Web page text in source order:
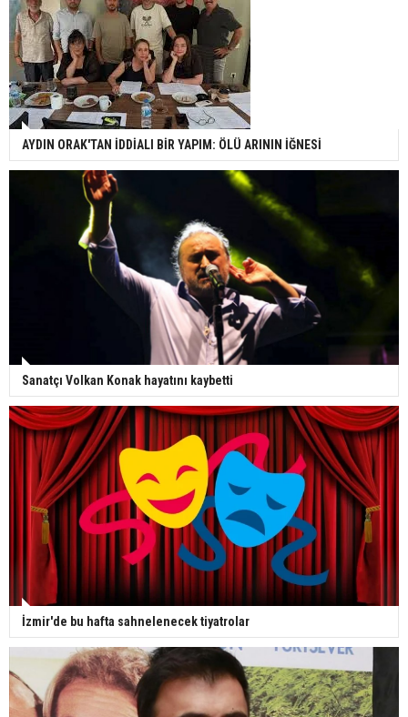
AYDIN ORAK'TAN İDDİALI BİR YAPIM: ÖLÜ ARININ İĞNESİ
Sanatçı Volkan Konak hayatını kaybetti
İzmir'de bu hafta sahnelenecek tiyatrolar